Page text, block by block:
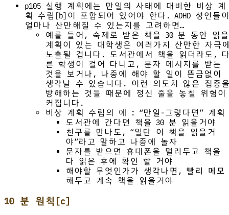
p105 실행 계획에는 만일의 사태에 대비한 비상 계
획 수립[b]이 포함되어 있어야 한다. ADHD 성인들이
얼마나 산만해질 수 있는지를 고려하면…
예를 들어, 숙제로 받은 책을 30 분 동안 읽을
계획이 있는 대학생은 여러가지 산만한 자극
노출될 겁니다. 도서관에서 책을 읽더라도,
른 학생이 걸어 다니고, 문자 메시지를 받는
것을 보거나, 나중에 해야 할 일이 뜬금없이
생각날 수 있습니다. 이런 의도치 않은 집중
방해하는 것들 때문에 정신 줄을 놓칠 위험이
커집니다.
비상 계획 수립의 예 : “만일-그렇다면” 계획
도서관에 간다면 책을 30 분 읽을거야
친구를 만나도, “일단 이 책을 읽을거
야”라고 말하고 나중에 놀자
문자를 받으면 휴대폰을 멀리두고 책을
다 읽은 후에 확인 할 거야
해야할 무엇인가가 생각나면, 빨리 메모
해두고 계속 책을 읽을거야
10 분 원칙[c]